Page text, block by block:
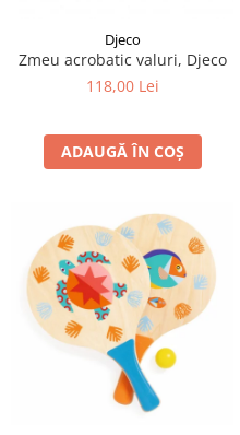
Djeco
Zmeu acrobatic valuri, Djeco
118,00 Lei
ADAUGĂ ÎN COȘ